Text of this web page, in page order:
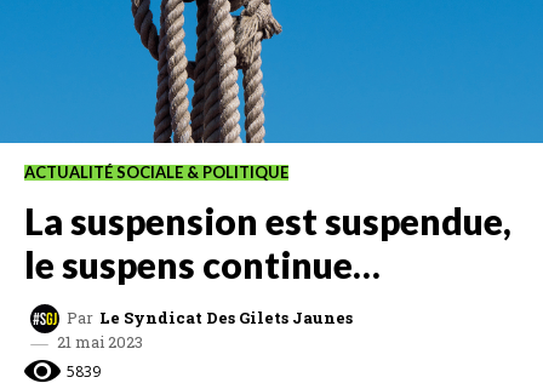
ACTUALITÉ SOCIALE & POLITIQUE
La suspension est suspendue,
le suspens continue…
Par Le Syndicat Des Gilets Jaunes
21 mai 2023
5839